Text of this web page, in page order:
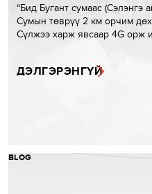
“Бид Бугант сумаас (Сэлэнгэ
Сумын төврүү 2 км орчим
Сүлжээ харж явсаар 4G орж
ДЭЛГЭРЭНГҮЙ
BLOG